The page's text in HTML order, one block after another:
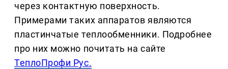
через контактную поверхность.
Примерами таких аппаратов являются
пластинчатые теплообменники. Подробнее
про них можно почитать на сайте
ТеплоПрофи Рус.